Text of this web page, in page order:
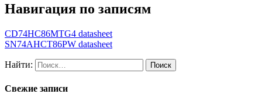
Навигация по записям
CD74HC86MTG4 datasheet
SN74AHCT86PW datasheet
Найти:
Свежие записи